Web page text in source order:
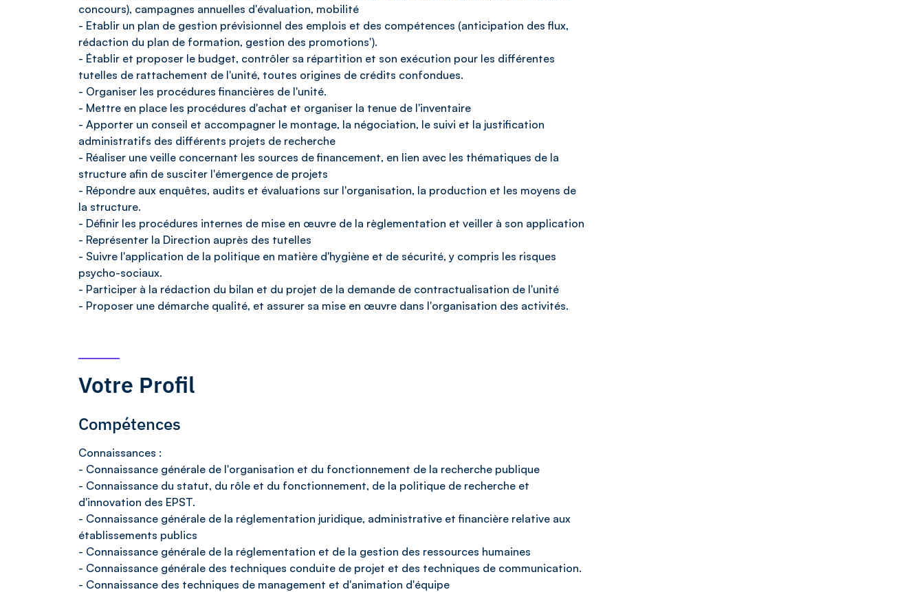
concours), campagnes annuelles d'évaluation, mobilité
- Etablir un plan de gestion prévisionnel des emplois et des compétences (anticipation des flux,
rédaction du plan de formation, gestion des promotions').
- Établir et proposer le budget, contrôler sa répartition et son exécution pour les différentes
tutelles de rattachement de l'unité, toutes origines de crédits confondues.
- Organiser les procédures financières de l'unité.
- Mettre en place les procédures d'achat et organiser la tenue de l'inventaire
- Apporter un conseil et accompagner le montage, la négociation, le suivi et la justification
administratifs des différents projets de recherche
- Réaliser une veille concernant les sources de financement, en lien avec les thématiques de la
structure afin de susciter l'émergence de projets
- Répondre aux enquêtes, audits et évaluations sur l'organisation, la production et les moyens de
la structure.
- Définir les procédures internes de mise en œuvre de la règlementation et veiller à son application
- Représenter la Direction auprès des tutelles
- Suivre l'application de la politique en matière d'hygiène et de sécurité, y compris les risques
psycho-sociaux.
- Participer à la rédaction du bilan et du projet de la demande de contractualisation de l'unité
- Proposer une démarche qualité, et assurer sa mise en œuvre dans l'organisation des activités.
Votre Profil
Compétences
Connaissances :
- Connaissance générale de l'organisation et du fonctionnement de la recherche publique
- Connaissance du statut, du rôle et du fonctionnement, de la politique de recherche et
d'innovation des EPST.
- Connaissance générale de la réglementation juridique, administrative et financière relative aux
établissements publics
- Connaissance générale de la réglementation et de la gestion des ressources humaines
- Connaissance générale des techniques conduite de projet et des techniques de communication.
- Connaissance des techniques de management et d'animation d'équipe